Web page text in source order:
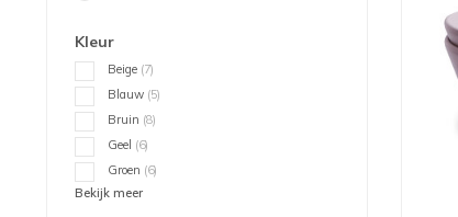
Kleur
Beige (7)
Blauw (5)
Bruin (8)
Geel (6)
Groen (6)
Bekijk meer